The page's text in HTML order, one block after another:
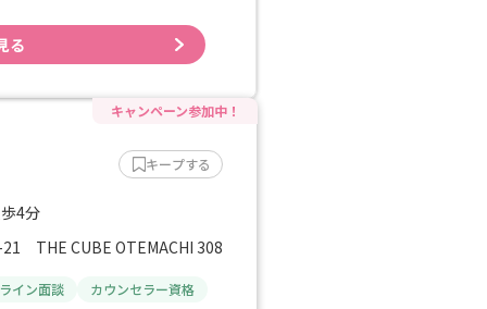
る
キープする
4分
THE CUBE OTEMACHI 308
イン面談 カウンセラー資格